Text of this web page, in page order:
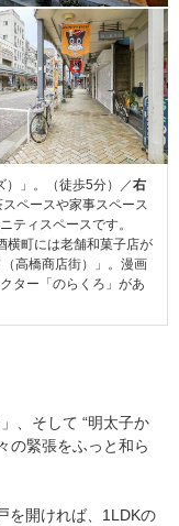
）」。（徒歩5分）／右
ペースや家事スペース
ティスペースです。
横町には老舗和菓子店が
（高橋商店街）」。漫画
ター「のらくろ」があ
、そして “明太子か
の緊張をふっと和ら
を開ければ、1LDKの